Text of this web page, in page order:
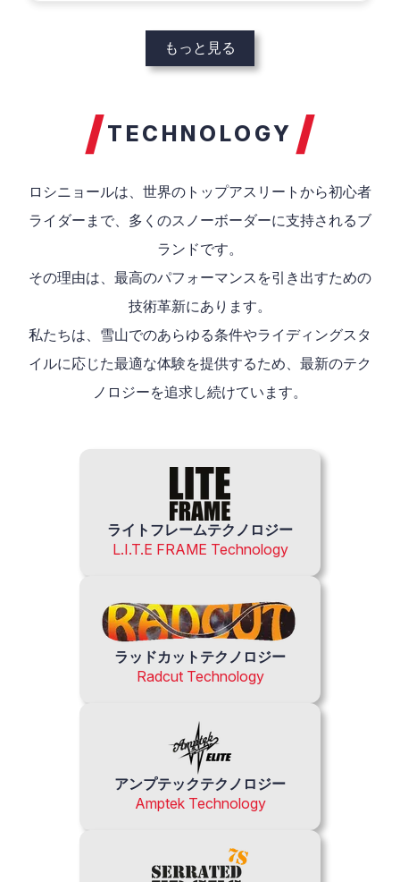
もっと見る
TECHNOLOGY
ロシニョールは、世界のトップアスリートから初心者
ライダーまで、多くのスノーボーダーに支持されるブ
ランドです。
その理由は、最高のパフォーマンスを引き出すための
技術革新にあります。
私たちは、雪山でのあらゆる条件やライディングスタ
イルに応じた最適な体験を提供するため、最新のテク
ノロジーを追求し続けています。
ライトフレームテクノロジー
L.I.T.E FRAME Technology
ラッドカットテクノロジー
Radcut Technology
アンプテックテクノロジー
Amptek Technology